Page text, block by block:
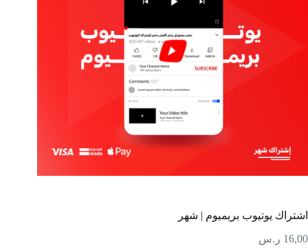
يوتيوب بريميوم | شهر
ر.س